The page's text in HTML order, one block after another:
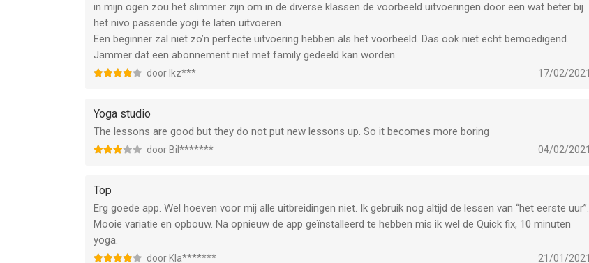
in mijn ogen zou het slimmer zijn om in de diverse klassen de voorbeeld uitvoeringen door een wat beter bij
het nivo passende yogi te laten uitvoeren.
Een beginner zal niet zo’n perfecte uitvoering hebben als het voorbeeld. Das ook niet echt bemoedigend.
Jammer dat een abonnement niet met family gedeeld kan worden.
door Ikz*** 17/02/2021
Yoga studio
The lessons are good but they do not put new lessons up. So it becomes more boring
door Bil******* 04/02/2021
Top
Erg goede app. Wel hoeven voor mij alle uitbreidingen niet. Ik gebruik nog altijd de lessen van “het eerste uur”.
Mooie variatie en opbouw. Na opnieuw de app geïnstalleerd te hebben mis ik wel de Quick fix, 10 minuten
yoga.
door Kla******* 21/01/2021